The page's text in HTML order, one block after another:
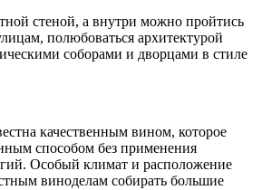
стеной, а внутри можно пройтись
полюбоваться архитектурой
соборами и дворцами в стиле
качественным вином, которое
способом без применения
Особый климат и расположение
виноделам собирать большие